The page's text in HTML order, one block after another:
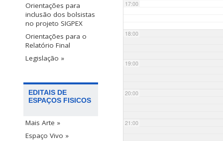
Orientações para
inclusão dos bolsistas
no projeto SIGPEX
Orientações para o
Relatório Final
Legislação »
EDITAIS DE
ESPAÇOS FISICOS
Mais Arte »
Espaço Vivo »
17:00
18:00
19:00
20:00
21:00